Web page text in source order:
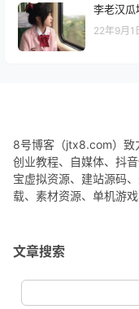
李老汉瓜
22年9月1
8号博客（jtx8.com）致
创业教程、自媒体、抖
宝虚拟资源、建站源码
载、素材资源、单机游
文章搜索